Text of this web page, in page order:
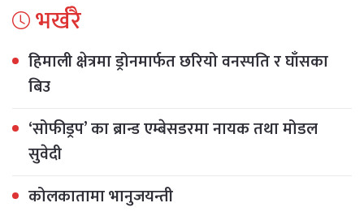
भर्खरै
हिमाली क्षेत्रमा ड्रोनमार्फत छरियो वनस्पति र घाँसका
बिउ
‘सोफीड्रप’ का ब्रान्ड एम्बेसडरमा नायक तथा मोडल
सुवेदी
कोलकातामा भानुजयन्ती